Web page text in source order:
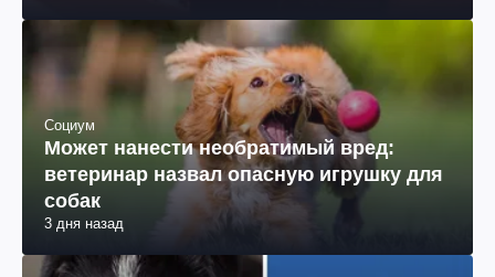
Социум
Может нанести необратимый вред:
ветеринар назвал опасную игрушку для
собак
3 дня назад